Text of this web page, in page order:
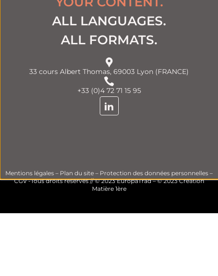
ALL LANGUAGES.
ALL FORMATS.
33 cours Albert Thomas, 69003 Lyon (FRANCE)
+33 (0)4 72 71 15 95
Mentions légales – Plan du site – Protection des données personnelles –
CGV-Tous droits réservés // © 2023 EuropaTrad – © 2023Création
Matière 1ère